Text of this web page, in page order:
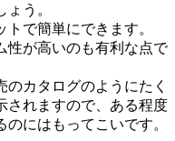
う。
で簡単にできます。
性が高いのも有利な点で
カタログのようにたく
されますので、ある程度
にはもってこいです。